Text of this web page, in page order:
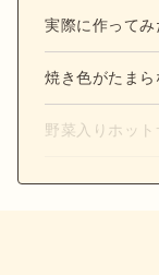
実際に作って
焼き色がたま
野菜入りホット